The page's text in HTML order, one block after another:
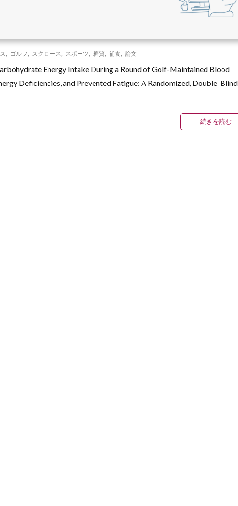
ゴルフ スクロース スポーツ 糖質 補食 論文
Energy Intake During a Round of Golf-Maintained Blood
Deficiencies, and Prevented Fatigue: A Randomized, Double-Blind,
続きを読む